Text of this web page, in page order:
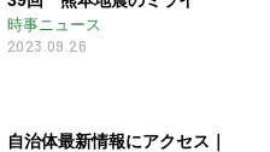
時事ニュース
2023.09.26
自治体最新情報にアクセス｜